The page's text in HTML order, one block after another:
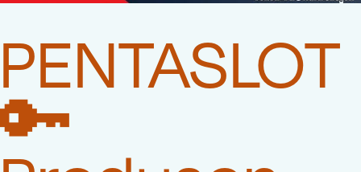
PENTASLOT
🔑